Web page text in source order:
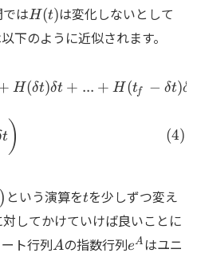
はH(t)
H(t)は変化しないとして
下のように近似されます。
\begin{align}
H(δt)δt + ... + H (tf − δt)δ
t)
という演算をt
tを少しずつ変え
してかけていけば良いことに
ト行列 A
Aの指数行列e^{A}
eA はユニ